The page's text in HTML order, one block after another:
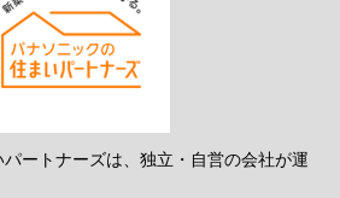
ートナーズは、独立・自営の会社が運